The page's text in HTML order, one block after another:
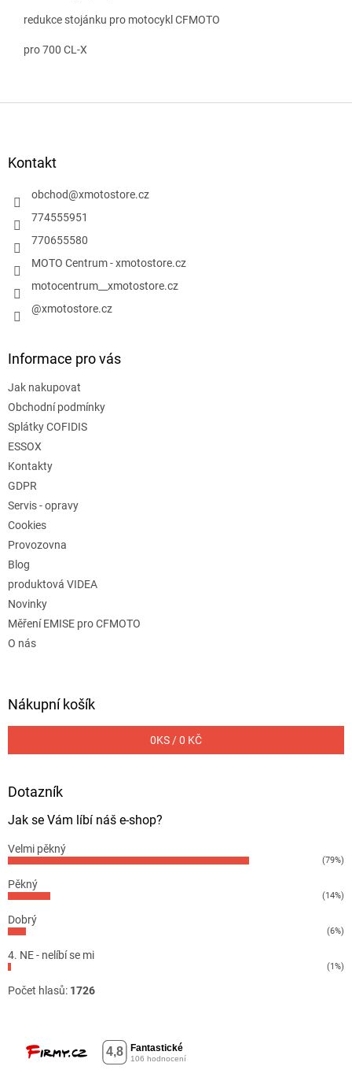
redukce stojánku pro motocykl CFMOTO
pro 700 CL-X
Kontakt
obchod@xmotostore.cz
774555951
770655580
MOTO Centrum - xmotostore.cz
motocentrum__xmotostore.cz
@xmotostore.cz
Informace pro vás
Jak nakupovat
Obchodní podmínky
Splátky COFIDIS
ESSOX
Kontakty
GDPR
Servis - opravy
Cookies
Provozovna
Blog
produktová VIDEA
Novinky
Měření EMISE pro CFMOTO
O nás
Nákupní košík
0KS /0 KČ
Dotazník
Jak se Vám líbí náš e-shop?
Velmi pěkný
(79%)
Pěkný
(14%)
Dobrý
(6%)
4. NE - nelíbí se mi
(1%)
Počet hlasů: 1726